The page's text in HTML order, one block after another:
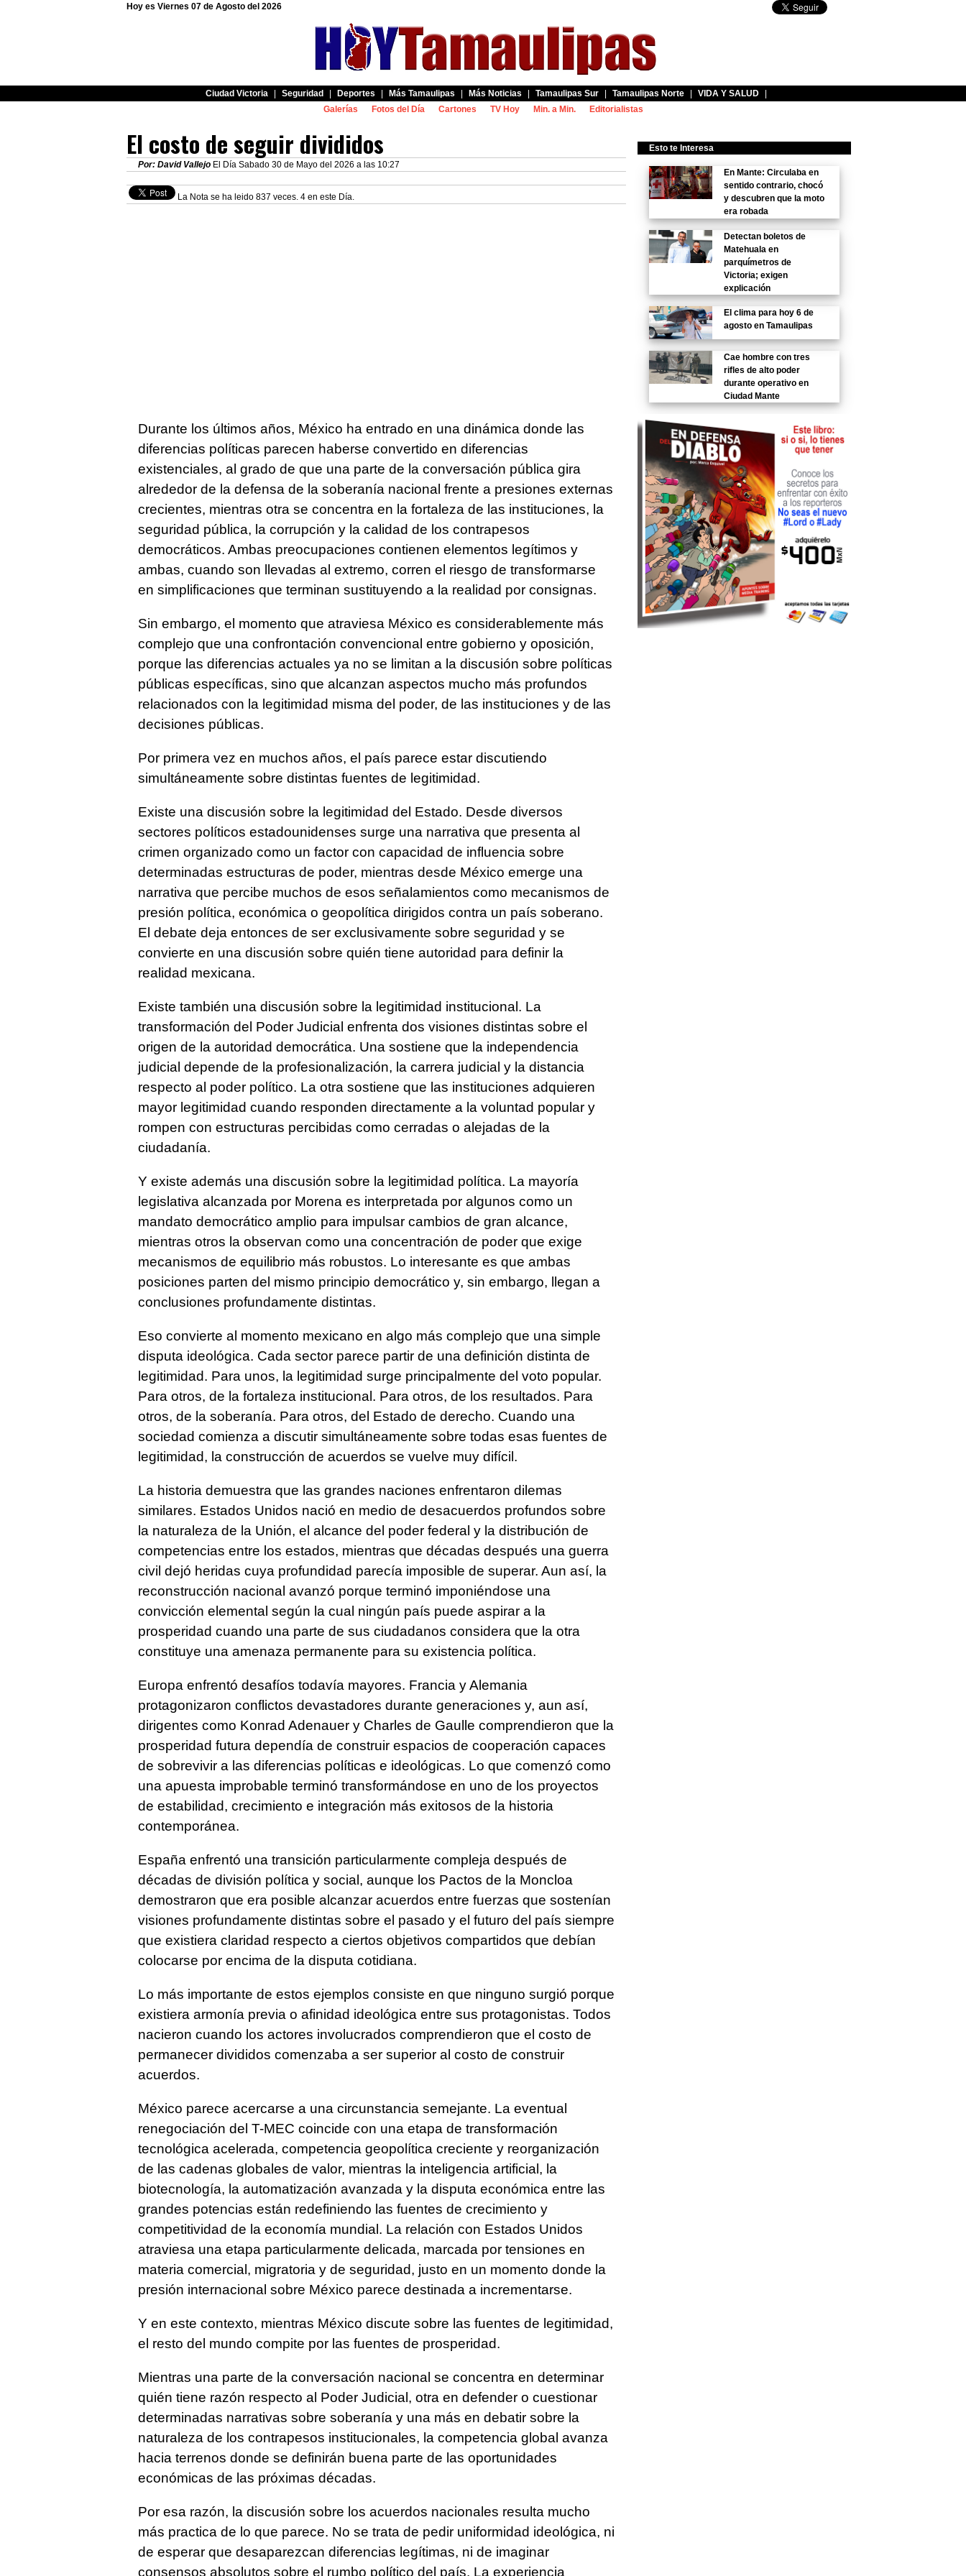
Hoy es Viernes 07 de Agosto del 2026
Ciudad Victoria Seguridad Deportes Más Tamaulipas Más Noticias Tamaulipas Sur Tamaulipas Norte VIDA Y SALUD
Galerías
Fotos del Día Cartones TV Hoy Min. a Min. Editorialistas
El costo de seguir divididos
Por: David Vallejo El Día Sabado 30 de Mayo del 2026 a las 10:27
La Nota se ha leido 837 veces. 4 en este Día.
Durante los últimos años, México ha entrado en una dinámica donde las
diferencias políticas parecen haberse convertido en diferencias
existenciales, al grado de que una parte de la conversación pública gira
alrededor de la defensa de la soberanía nacional frente a presiones externas
crecientes, mientras otra se concentra en la fortaleza de las instituciones, la
seguridad pública, la corrupción y la calidad de los contrapesos
democráticos. Ambas preocupaciones contienen elementos legítimos y
ambas, cuando son llevadas al extremo, corren el riesgo de transformarse
en simplificaciones que terminan sustituyendo a la realidad por consignas.
Sin embargo, el momento que atraviesa México es considerablemente más
complejo que una confrontación convencional entre gobierno y oposición,
porque las diferencias actuales ya no se limitan a la discusión sobre políticas
públicas específicas, sino que alcanzan aspectos mucho más profundos
relacionados con la legitimidad misma del poder, de las instituciones y de las
decisiones públicas.
Por primera vez en muchos años, el país parece estar discutiendo
simultáneamente sobre distintas fuentes de legitimidad.
Existe una discusión sobre la legitimidad del Estado. Desde diversos
sectores políticos estadounidenses surge una narrativa que presenta al
crimen organizado como un factor con capacidad de influencia sobre
determinadas estructuras de poder, mientras desde México emerge una
narrativa que percibe muchos de esos señalamientos como mecanismos de
presión política, económica o geopolítica dirigidos contra un país soberano.
El debate deja entonces de ser exclusivamente sobre seguridad y se
convierte en una discusión sobre quién tiene autoridad para definir la
realidad mexicana.
Existe también una discusión sobre la legitimidad institucional. La
transformación del Poder Judicial enfrenta dos visiones distintas sobre el
origen de la autoridad democrática. Una sostiene que la independencia
judicial depende de la profesionalización, la carrera judicial y la distancia
respecto al poder político. La otra sostiene que las instituciones adquieren
mayor legitimidad cuando responden directamente a la voluntad popular y
rompen con estructuras percibidas como cerradas o alejadas de la
ciudadanía.
Y existe además una discusión sobre la legitimidad política. La mayoría
legislativa alcanzada por Morena es interpretada por algunos como un
mandato democrático amplio para impulsar cambios de gran alcance,
mientras otros la observan como una concentración de poder que exige
mecanismos de equilibrio más robustos. Lo interesante es que ambas
posiciones parten del mismo principio democrático y, sin embargo, llegan a
conclusiones profundamente distintas.
Eso convierte al momento mexicano en algo más complejo que una simple
disputa ideológica. Cada sector parece partir de una definición distinta de
legitimidad. Para unos, la legitimidad surge principalmente del voto popular.
Para otros, de la fortaleza institucional. Para otros, de los resultados. Para
otros, de la soberanía. Para otros, del Estado de derecho. Cuando una
sociedad comienza a discutir simultáneamente sobre todas esas fuentes de
legitimidad, la construcción de acuerdos se vuelve muy difícil.
La historia demuestra que las grandes naciones enfrentaron dilemas
similares. Estados Unidos nació en medio de desacuerdos profundos sobre
la naturaleza de la Unión, el alcance del poder federal y la distribución de
competencias entre los estados, mientras que décadas después una guerra
civil dejó heridas cuya profundidad parecía imposible de superar. Aun así, la
reconstrucción nacional avanzó porque terminó imponiéndose una
convicción elemental según la cual ningún país puede aspirar a la
prosperidad cuando una parte de sus ciudadanos considera que la otra
constituye una amenaza permanente para su existencia política.
Europa enfrentó desafíos todavía mayores. Francia y Alemania
protagonizaron conflictos devastadores durante generaciones y, aun así,
dirigentes como Konrad Adenauer y Charles de Gaulle comprendieron que la
prosperidad futura dependía de construir espacios de cooperación capaces
de sobrevivir a las diferencias políticas e ideológicas. Lo que comenzó como
una apuesta improbable terminó transformándose en uno de los proyectos
de estabilidad, crecimiento e integración más exitosos de la historia
contemporánea.
España enfrentó una transición particularmente compleja después de
décadas de división política y social, aunque los Pactos de la Moncloa
demostraron que era posible alcanzar acuerdos entre fuerzas que sostenían
visiones profundamente distintas sobre el pasado y el futuro del país siempre
que existiera claridad respecto a ciertos objetivos compartidos que debían
colocarse por encima de la disputa cotidiana.
Lo más importante de estos ejemplos consiste en que ninguno surgió porque
existiera armonía previa o afinidad ideológica entre sus protagonistas. Todos
nacieron cuando los actores involucrados comprendieron que el costo de
permanecer divididos comenzaba a ser superior al costo de construir
acuerdos.
México parece acercarse a una circunstancia semejante. La eventual
renegociación del T-MEC coincide con una etapa de transformación
tecnológica acelerada, competencia geopolítica creciente y reorganización
de las cadenas globales de valor, mientras la inteligencia artificial, la
biotecnología, la automatización avanzada y la disputa económica entre las
grandes potencias están redefiniendo las fuentes de crecimiento y
competitividad de la economía mundial. La relación con Estados Unidos
atraviesa una etapa particularmente delicada, marcada por tensiones en
materia comercial, migratoria y de seguridad, justo en un momento donde la
presión internacional sobre México parece destinada a incrementarse.
Y en este contexto, mientras México discute sobre las fuentes de legitimidad,
el resto del mundo compite por las fuentes de prosperidad.
Mientras una parte de la conversación nacional se concentra en determinar
quién tiene razón respecto al Poder Judicial, otra en defender o cuestionar
determinadas narrativas sobre soberanía y una más en debatir sobre la
naturaleza de los contrapesos institucionales, la competencia global avanza
hacia terrenos donde se definirán buena parte de las oportunidades
económicas de las próximas décadas.
Por esa razón, la discusión sobre los acuerdos nacionales resulta mucho
más practica de lo que parece. No se trata de pedir uniformidad ideológica, ni
de esperar que desaparezcan diferencias legítimas, ni de imaginar
consensos absolutos sobre el rumbo político del país. La experiencia
Esto te Interesa
En Mante: Circulaba en
sentido contrario, chocó
y descubren que la moto
era robada
Detectan boletos de
Matehuala en
parquímetros de
Victoria; exigen
explicación
El clima para hoy 6 de
agosto en Tamaulipas
Cae hombre con tres
rifles de alto poder
durante operativo en
Ciudad Mante